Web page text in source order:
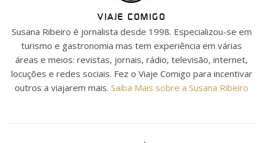
VIAJE COMIGO
Susana Ribeiro é jornalista desde 1998. Especializou-se em
turismo e gastronomia mas tem experiência em várias
áreas e meios: revistas, jornais, rádio, televisão, internet,
locuções e redes sociais. Fez o Viaje Comigo para incentivar
outros a viajarem mais. Saiba Mais sobre a Susana Ribeiro